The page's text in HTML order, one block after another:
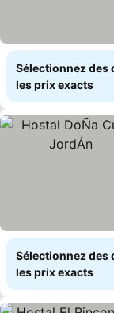
Sélectionnez des
les prix exacts
Sélectionnez des
les prix exacts